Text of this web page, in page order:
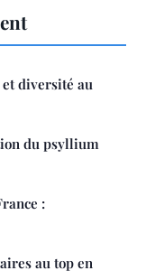
diversité au
du psyllium
:
au top en